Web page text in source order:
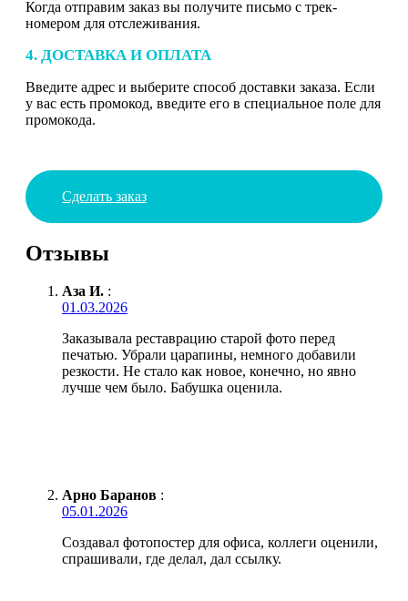
Когда отправим заказ вы получите письмо с трек-
номером для отслеживания.
4. ДОСТАВКА И ОПЛАТА
Введите адрес и выберите способ доставки заказа. Если
у вас есть промокод, введите его в специальное поле для
промокода.
Сделать заказ
Отзывы
Аза И. :
01.03.2026
Заказывала реставрацию старой фото перед
печатью. Убрали царапины, немного добавили
резкости. Не стало как новое, конечно, но явно
лучше чем было. Бабушка оценила.
Арно Баранов :
05.01.2026
Создавал фотопостер для офиса, коллеги оценили,
спрашивали, где делал, дал ссылку.